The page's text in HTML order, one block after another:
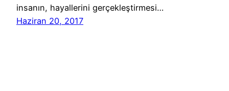
insanın, hayallerini gerçekleştirmesi…
Haziran 20, 2017